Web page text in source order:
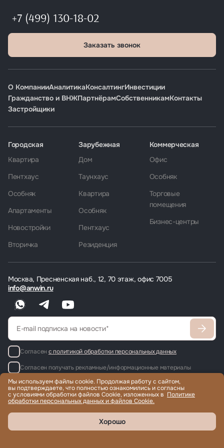
+7 (499) 130-18-02
Заказать звонок
О КомпанииАналитикаКонсалтингИнвестиции
Гражданство и ВНЖПартнёрамСобственникамКонтакты
Застройщики
Москва, Пресненская наб., 12, 70 этаж, офис 7005
info@anwin.ru
Согласен с политикой обработки персональных данных
Согласен получать рекламные/информационные материалы
Городская
Квартира
Пентхаус
Особняк
Апартаменты
Новостройки
Вторичка
Зарубежная
Дом
Таунхаус
Квартира
Особняк
Пентхаус
Резиденция
Коммерческая
Офис
Особняк
Торговые
помещения
Бизнес-центры
Продажа и аренда элитной недвижимости по всему миру, помощь
© 2022-2026 Международная компания Anwin
Мы используем файлы cookie. Продолжая работу с сайтом,
вы подтверждаете, что полностью ознакомились и согласны
с условиями обработки файлов Cookie, изложенных в Политике
обработки персональных данных и файлов Cookie.
Хорошо